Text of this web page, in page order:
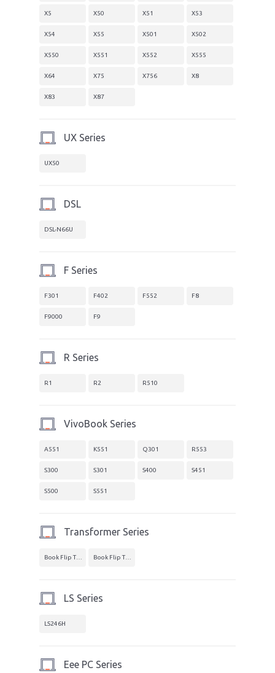
X5 X50 X51 X53
X54 X55 X501 X502
X550 X551 X552 X555
X64 X75 X756 X8
X83 X87
UX Series
UX50
DSL
DSL-N66U
F Series
F301 F402 F552 F8
F9000 F9
R Series
R1 R2 R510
VivoBook Series
A551 K551 Q301 R553
S300 S301 S400 S451
S500 S551
Transformer Series
LS Series
LS246H
Eee PC Series